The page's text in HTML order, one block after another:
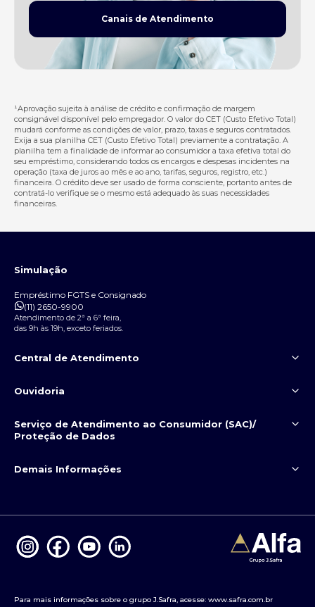
Canais de Atendimento
¹Aprovação sujeita à análise de crédito e confirmação de margem
consignável disponível pelo empregador. O valor do CET (Custo Efetivo Total)
mudará conforme as condições de valor, prazo, taxas e seguros contratados.
Exija a sua planilha CET (Custo Efetivo Total) previamente a contratação. A
planilha tem a finalidade de informar ao consumidor a taxa efetiva total do
seu empréstimo, considerando todos os encargos e despesas incidentes na
operação (taxa de juros ao mês e ao ano, tarifas, seguros, registro, etc.)
financeira. O crédito deve ser usado de forma consciente, portanto antes de
contratá-lo verifique se o mesmo está adequado às suas necessidades
financeiras.
Simulação
Empréstimo FGTS e Consignado
(11) 2650-9900
Atendimento de 2ª a 6ª feira,
das 9h às 19h, exceto feriados.
Central de Atendimento
(11) 2650-9999
3003
Ouvidoria
Formulário Ouvidoria
Canal de Denúncias
Serviço de Atendimento ao Consumidor (SAC)/
Proteção de Dados
Demais Informações
Segurança contra fraude
do Banco Central (SCR)
Sistema de Valores a Receber do
Para mais informações sobre o grupo J.Safra, acesse: www.safra.com.br